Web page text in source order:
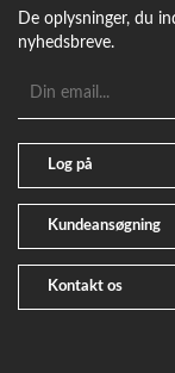
De oplysninger, du
nyhedsbreve.
mailadresse
Kontakt os
Kundeansøgning
Log på